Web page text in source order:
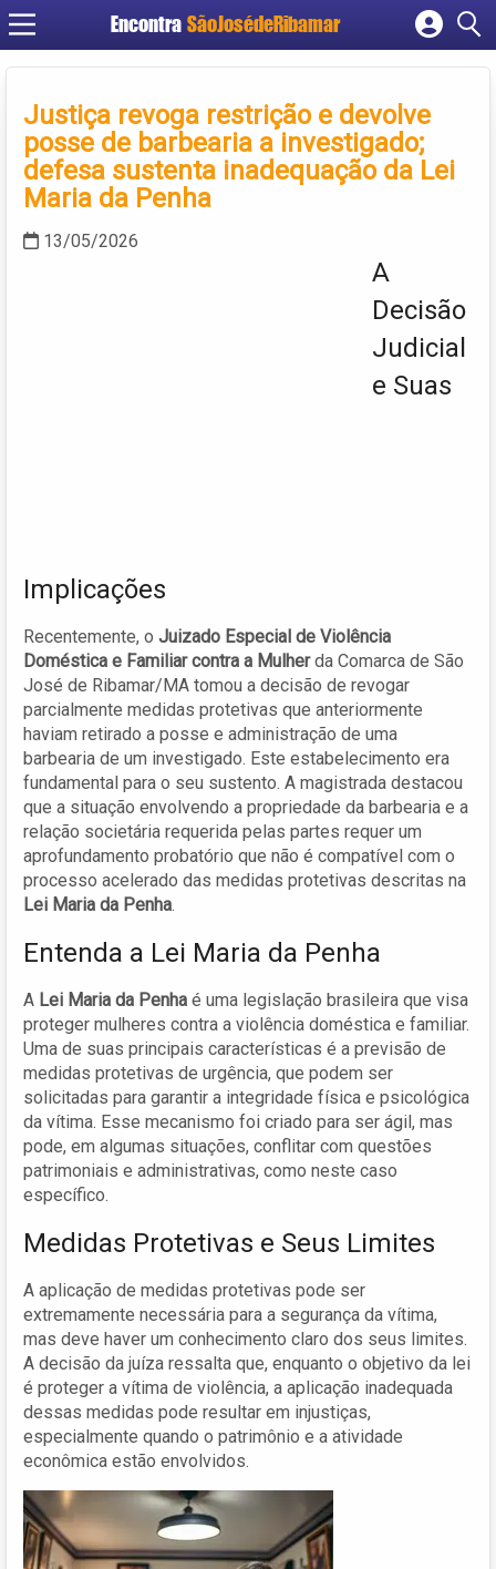
Encontra SãoJosédeRibamar
Cadastrar empresa
Criar conta
Justiça revoga restrição e devolve
posse de barbearia a investigado;
defesa sustenta inadequação da Lei
Maria da Penha
13/05/2026
A
Decisão
Judicial
e Suas
Implicações
Recentemente, o Juizado Especial de Violência
Doméstica e Familiar contra a Mulherda Comarca de São
José de Ribamar/MA tomou a decisão de revogar
parcialmente medidas protetivas que anteriormente
haviam retirado a posse e administração de uma
barbearia de um investigado. Este estabelecimento era
fundamental para o seu sustento. A magistrada destacou
que a situação envolvendo a propriedade da barbearia e a
relação societária requerida pelas partes requer um
aprofundamento probatório que não é compatível com o
processo acelerado das medidas protetivas descritas na
Lei Maria da Penha.
Entenda a Lei Maria da Penha
A Lei Maria da Penha é uma legislação brasileira que visa
proteger mulheres contra a violência doméstica e familiar.
Uma de suas principais características é a previsão de
medidas protetivas de urgência, que podem ser
solicitadas para garantir a integridade física e psicológica
da vítima. Esse mecanismo foi criado para ser ágil, mas
pode, em algumas situações, conflitar com questões
patrimoniais e administrativas, como neste caso
específico.
Medidas Protetivas e Seus Limites
A aplicação de medidas protetivas pode ser
extremamente necessária para a segurança da vítima,
mas deve haver um conhecimento claro dos seus limites.
A decisão da juíza ressalta que, enquanto o objetivo da lei
é proteger a vítima de violência, a aplicação inadequada
dessas medidas pode resultar em injustiças,
especialmente quando o patrimônio e a atividade
econômica estão envolvidos.